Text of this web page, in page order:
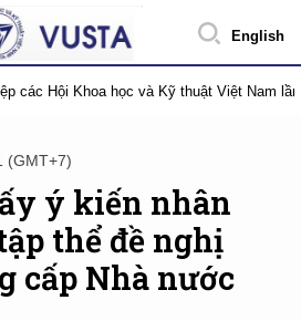
English
các Hội Khoa học và Kỹ thuật Việt Nam
(GMT+7)
ý kiến nhân
thể đề nghị
cấp Nhà nước